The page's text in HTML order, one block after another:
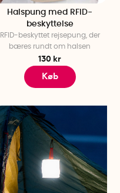
Halspung med RFID-
beskyttelse
RFID-beskyttet rejsepung, der
bæres rundt om halsen
130 kr
Køb